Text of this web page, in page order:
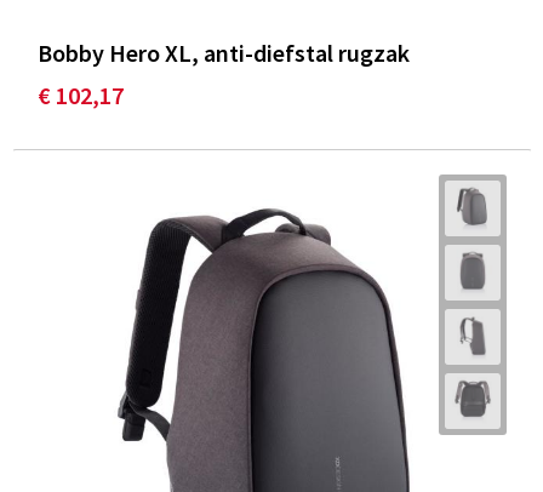
Bobby Hero XL, anti-diefstal rugzak
€ 102,17